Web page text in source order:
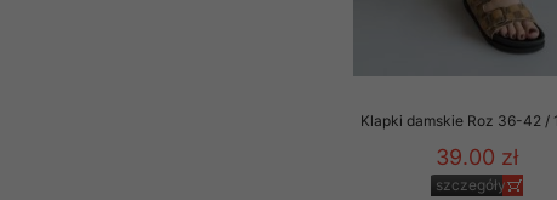
Klapki damskie Roz 36-42 /
39.00 zł
szczegóły